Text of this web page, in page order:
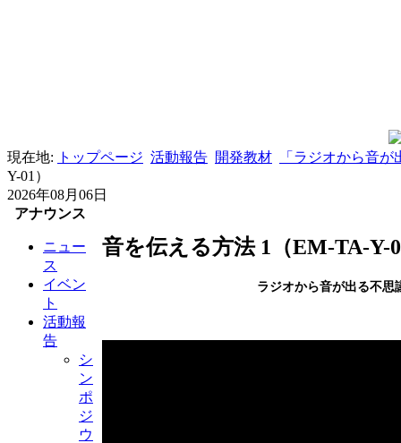
現在地: トップページ 活動報告 開発教材
「ラジオから音
Y-01）
2026年08月06日
アナウンス
ニュー
ス
イベン
ト
活動報
告
シ
ン
ポ
ジ
ウ
音を伝える方法 1（EM-TA-Y-
ラジオから音が出る不